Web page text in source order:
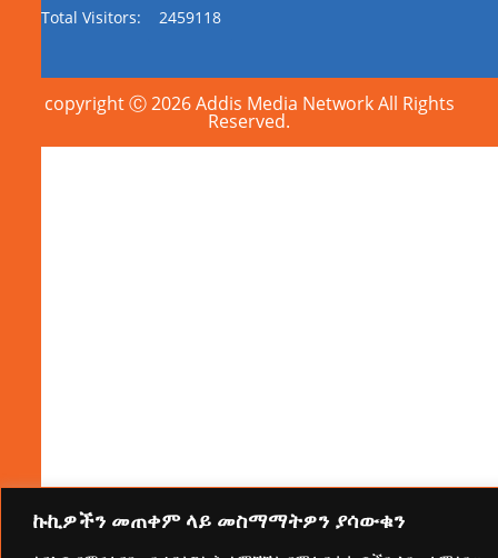
ኩኪዎችን መጠቀም ላይ መስማማትዎን ያሳውቁን
Total Visitors: 2459118
copyright Ⓒ 2026 Addis Media Network All Rights
Reserved.